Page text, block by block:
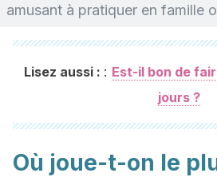
amusant à pratiquer en famille
Lisez aussi : : Est-il bon de
jours ?
Où joue-t-on le